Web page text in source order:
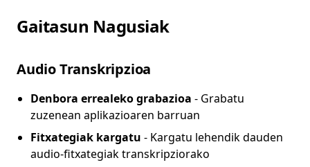
Gaitasun Nagusiak
Audio Transkripzioa
Denbora errealeko grabazioa - Grabatu
zuzenean aplikazioaren barruan
Fitxategiak kargatu - Kargatu lehendik dauden
audio-fitxategiak transkripziorako